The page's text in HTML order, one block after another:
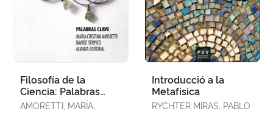
Filosofía de la
Ciencia: Palabras
Clave
AMORETTI, MARÍA
Introducció a la
Metafísica
RYCHTER MIRAS, PABLO